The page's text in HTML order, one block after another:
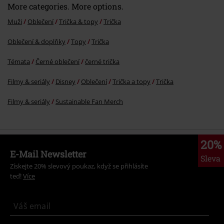
More categories. More options.
Muži Oblečení Trička & topy Trička
Oblečení & doplňky Topy Trička
Témata Černé oblečení černé trička
Filmy & seriály Disney Oblečení Trička a topy Trička
Filmy & seriály Sustainable Fan Merch
20%
Sleva
E-Mail Newsletter
Získejte 20% slevový poukaz, když se přihlásíte
teď! Více